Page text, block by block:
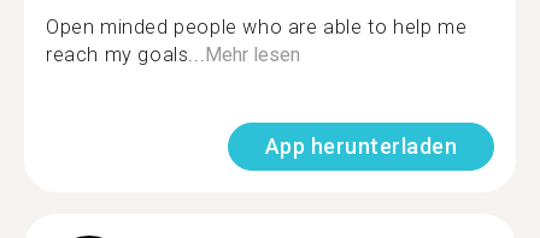
Open minded people who are able to help me
reach my goals...Mehr lesen
App herunterladen